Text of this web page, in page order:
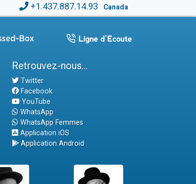
+1.437.887.14.93 Canada
Retrouvez-nous...
Twitter
Facebook
YouTube
WhatsApp
WhatsApp Femmes
Application iOS
Application Android